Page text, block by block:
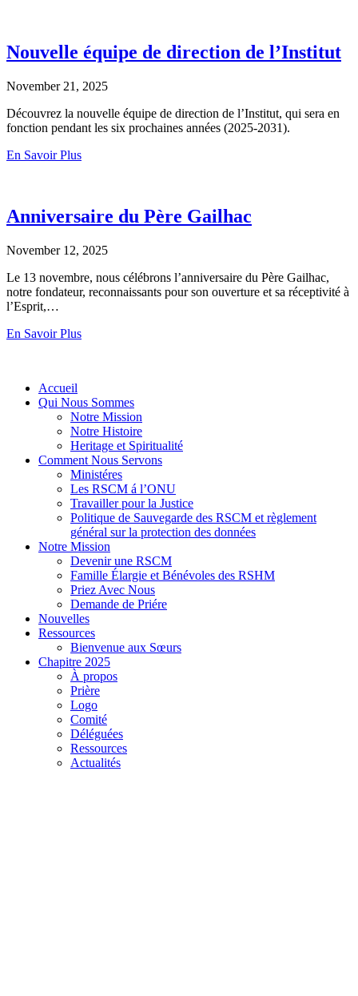
Nouvelle équipe de direction de l’Institut
November 21, 2025
Découvrez la nouvelle équipe de direction de l’Institut, qui sera en
fonction pendant les six prochaines années (2025-2031).
En Savoir Plus
Anniversaire du Père Gailhac
November 12, 2025
Le 13 novembre, nous célébrons l’anniversaire du Père Gailhac,
notre fondateur, reconnaissants pour son ouverture et sa réceptivité à
l’Esprit,…
En Savoir Plus
Accueil
Qui Nous Sommes
Notre Mission
Notre Histoire
Heritage et Spiritualité
Comment Nous Servons
Ministéres
Les RSCM á l’ONU
Travailler pour la Justice
Politique de Sauvegarde des RSCM et règlement
général sur la protection des données
Notre Mission
Devenir une RSCM
Famille Élargie et Bénévoles des RSHM
Priez Avec Nous
Demande de Priére
Nouvelles
Ressources
Bienvenue aux Sœurs
Chapitre 2025
À propos
Prière
Logo
Comité
Déléguées
Ressources
Actualités